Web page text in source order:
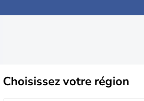
Choisissezvotre région